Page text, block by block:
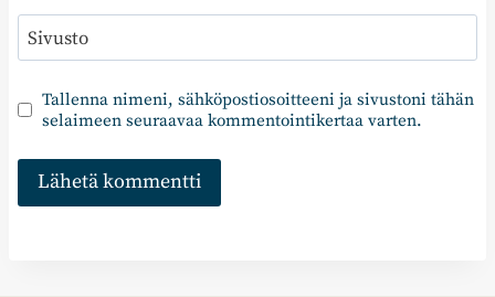
Sivusto
Tallenna nimeni, sähköpostiosoitteeni ja sivustoni tähän
selaimeen seuraavaa kommentointikertaa varten.